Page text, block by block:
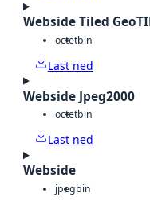
Webside Tiled
octetbin
Last ned
Webside Jpeg2000
octetbin
Last ned
Webside
jpegbin